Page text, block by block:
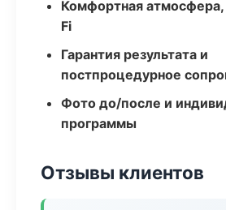
Комфортная
Fi
Гарантия результата и
постпроцедурное
Фото до/после и
программы
Отзывы клиентов